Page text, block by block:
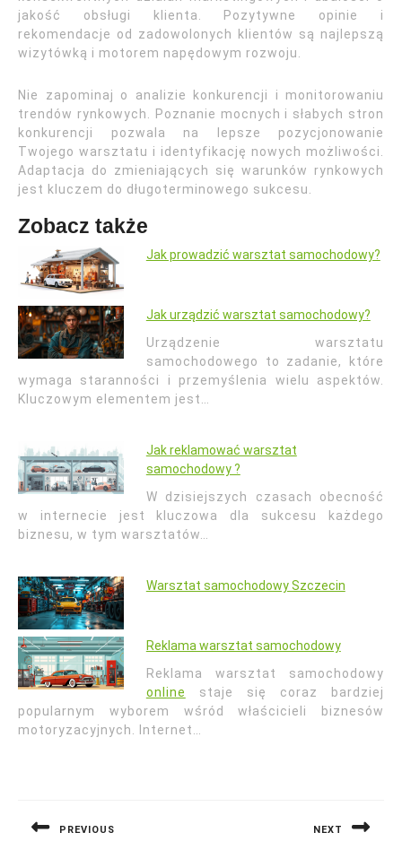
jakość obsługi klienta. Pozytywne opinie i
rekomendacje od zadowolonych klientów są najlepszą
wizytówką i motorem napędowym rozwoju.
Nie zapominaj o analizie konkurencji i monitorowaniu
trendów rynkowych. Poznanie mocnych i słabych stron
konkurencji pozwala na lepsze pozycjonowanie
Twojego warsztatu i identyfikację nowych możliwości.
Adaptacja do zmieniających się warunków rynkowych
jest kluczem do długoterminowego sukcesu.
Zobacz także
Jak prowadzić warsztat samochodowy?
Jak urządzić warsztat samochodowy?
Urządzenie warsztatu
samochodowego to zadanie, które
wymaga staranności i przemyślenia wielu aspektów.
Kluczowym elementem jest…
Jak reklamować warsztat
samochodowy ?
W dzisiejszych czasach obecność
w internecie jest kluczowa dla sukcesu każdego
biznesu, w tym warsztatów…
Warsztat samochodowy Szczecin
Reklama warsztat samochodowy
Reklama warsztat samochodowy
online
staje się coraz bardziej
popularnym wyborem wśród właścicieli biznesów
motoryzacyjnych. Internet…
PREVIOUS NEXT